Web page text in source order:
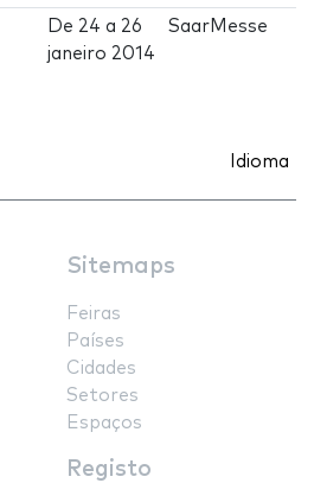
De 24 a 26
janeiro 2014
SaarMesse
Idioma
Sitemaps
Feiras
Países
Cidades
Setores
Espaços
Registo